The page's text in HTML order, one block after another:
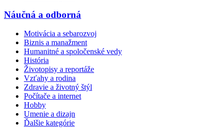
Náučná a odborná
Motivácia a sebarozvoj
Biznis a manažment
Humanitné a spoločenské vedy
História
Životopisy a reportáže
Vzťahy a rodina
Zdravie a životný štýl
Počítače a internet
Hobby
Umenie a dizajn
Ďalšie kategórie